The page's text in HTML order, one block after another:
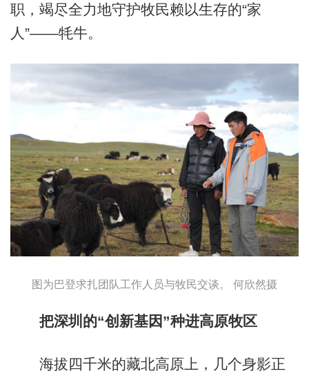
职，竭尽全力地守护牧民赖以生存的“家
人”——牦牛。
图为巴登求扎团队工作人员与牧民交谈。 何欣然摄
把深圳的“创新基因”种进高原牧区
海拔四千米的藏北高原上，几个身影正